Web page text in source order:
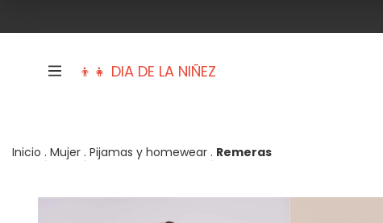
👦👧 DIA DE LA NIÑEZ
Inicio . Mujer . Pijamas y homewear . Remeras